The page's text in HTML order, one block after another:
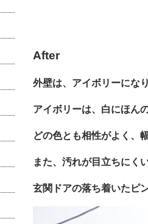
After
外壁は、アイボリーになり
アイボリーは、白にほん
どの色とも相性がよく、
また、汚れが目立ちにく
玄関ドアの落ち着いたピ